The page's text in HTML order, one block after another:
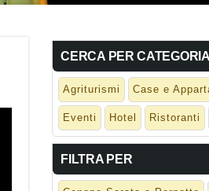
CERCA PER CATEGORIA
Agriturismi Case e
Eventi Hotel Ristoranti
FILTRA PER